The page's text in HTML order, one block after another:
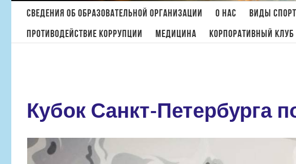
поиска:
Сведения об образовательной организации О нас Виды
Противодействие коррупции
МЕДИЦИНА Корпоративный клуб
Кубок Санкт-Петербурга